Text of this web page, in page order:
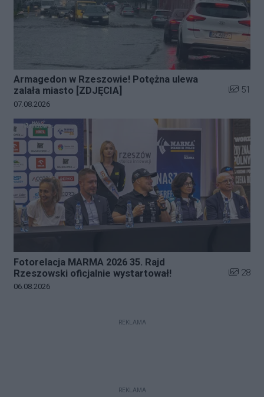
Armagedon w Rzeszowie! Potężna ulewa
zalała miasto [ZDJĘCIA]
Liczba
51
Data dodania galerii:
07.08.2026
Fotorelacja MARMA 2026 35. Rajd
Rzeszowski oficjalnie wystartował!
Liczba
28
Data dodania galerii:
06.08.2026
REKLAMA
REKLAMA